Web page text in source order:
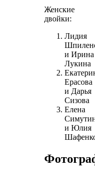
Женские
двойки:
Лидия
и Ирина
Лукина
Ерасова
и Дарья
Сизова
Елена
и Юлия